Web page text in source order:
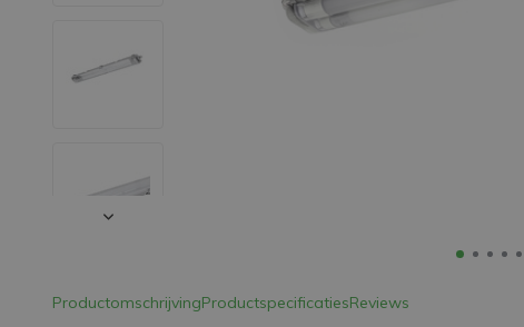
ProductomschrijvingProductspecificatiesReviews